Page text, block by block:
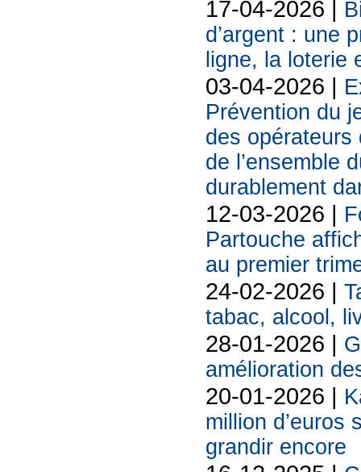
17-04-2026 |
d’argent : une
ligne, la loterie
03-04-2026 |
Prévention du
des opérateurs
de l’ensemble
durablement
12-03-2026 |
Partouche
au premier
24-02-2026 |
tabac, alcool,
28-01-2026 |
amélioration
20-01-2026 |
million d’euros
grandir encore